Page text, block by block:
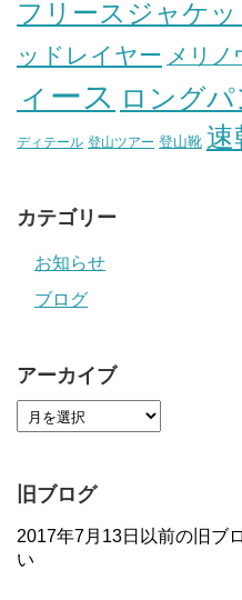
フリースジャケッ
ッドレイヤー メリノ
ィース ロングパ
ディテール 登山ツアー 登山靴 速
カテゴリー
お知らせ
ブログ
アーカイブ
旧ブログ
2017年7月13日以前の旧ブ
い